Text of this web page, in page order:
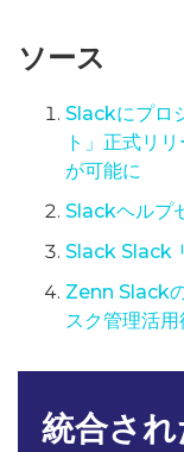
ソース
Slackにプロ
ト」正式リ
が可能に
Slackヘルプ
Slack Slack
Zenn Slack
スク管理活用
統合さ